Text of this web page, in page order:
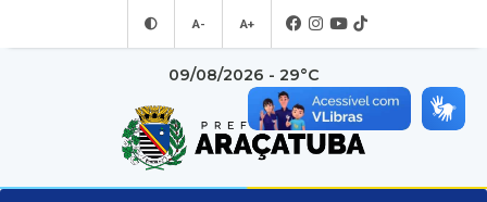
A- A+
09/08/2026 - 29°C